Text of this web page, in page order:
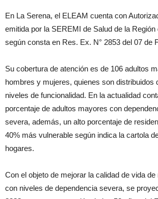
En La Serena, el ELEAM cuenta con
emitida por la SEREMI de Salud de la Región
según consta en Res. Ex. N° 2853 del 07 de
Su cobertura de atención es de 106 adultos
hombres y mujeres, quienes son distribuidos
niveles de funcionalidad. En la actualidad
porcentaje de adultos mayores con
severa, además, un alto porcentaje de
40% más vulnerable según indica la cartola
hogares.
Con el objeto de mejorar la calidad de vida
con niveles de dependencia severa, se